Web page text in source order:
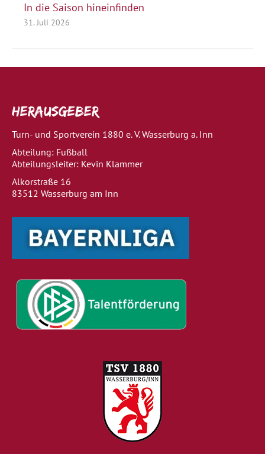
In die Saison hineinfinden
31. Juli 2026
Herausgeber
Turn- und Sportverein 1880 e. V. Wasserburg a. Inn
Abteilung: Fußball
Abteilungsleiter: Kevin Klammer
Alkorstraße 16
83512 Wasserburg am Inn